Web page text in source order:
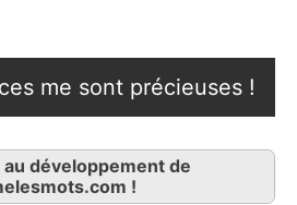
me sont précieuses !
développement de
!